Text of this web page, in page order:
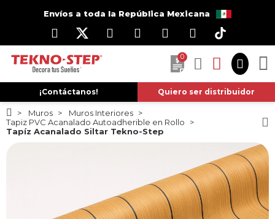
Envíos a toda la República Mexicana
0
¡Contáctanos! Quiero ser distribuidor
Muros
Muros Interiores
Tapiz PVC Acanalado Autoadherible en Rollo
Tapíz Acanalado Siltar Tekno-Step